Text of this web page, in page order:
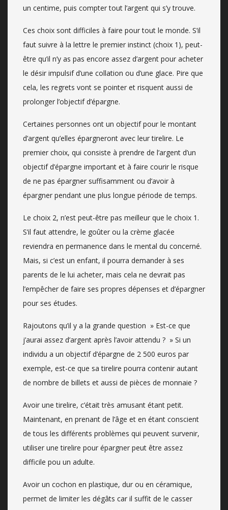
un centime, puis compter tout l’argent qui s’y trouve.
Ces choix sont difficiles à faire pour tout le monde. S’il
faut suivre à la lettre le premier instinct (choix 1), peut-
être qu’il n’y as pas encore assez d’argent pour acheter
le désir impulsif d’une collation ou d’une glace. Pire que
cela, les regrets vont se pointer et risquent aussi de
prolonger l’objectif d’épargne.
Certaines personnes ont un objectif pour le montant
d’argent qu’elles épargneront avec leur tirelire. Le
premier choix, qui consiste à prendre de l’argent d’un
objectif d’épargne important et à faire courir le risque
de ne pas épargner suffisamment ou d’avoir à
épargner pendant une plus longue période de temps.
Le choix 2, n’est peut-être pas meilleur que le choix 1.
S’il faut attendre, le goûter ou la crème glacée
reviendra en permanence dans le mental du concerné.
Mais, si c’est un enfant, il pourra demander à ses
parents de le lui acheter, mais cela ne devrait pas
l’empêcher de faire ses propres dépenses et d’épargner
pour ses études.
Rajoutons qu’il y a la grande question » Est-ce que
j’aurai assez d’argent après l’avoir attendu ? » Si un
individu a un objectif d’épargne de 2 500 euros par
exemple, est-ce que sa tirelire pourra contenir autant
de nombre de billets et aussi de pièces de monnaie ?
Avoir une tirelire, c’était très amusant étant petit.
Maintenant, en prenant de l’âge et en étant conscient
de tous les différents problèmes qui peuvent survenir,
utiliser une tirelire pour épargner peut être assez
difficile pou un adulte.
Avoir un cochon en plastique, dur ou en céramique,
permet de limiter les dégâts car il suffit de le casser